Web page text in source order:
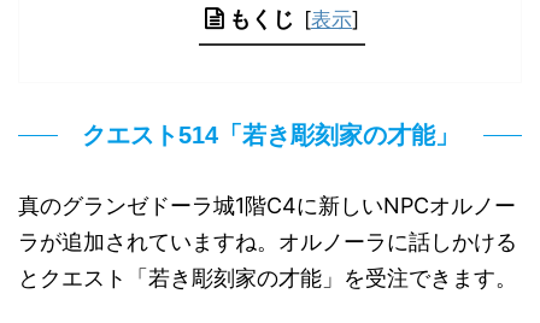
もくじ [表示]
クエスト514「若き彫刻家の才能」
真のグランゼドーラ城1階C4に新しいNPCオルノー
ラが追加されていますね。オルノーラに話しかける
とクエスト「若き彫刻家の才能」を受注できます。